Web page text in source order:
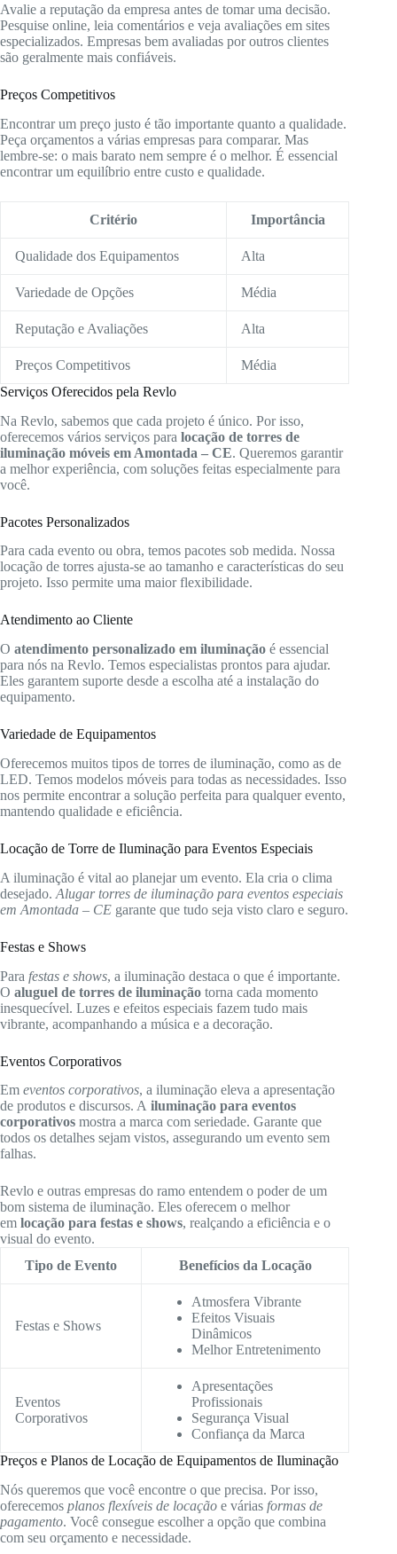
Avalie a reputação da empresa antes de tomar uma decisão.
Pesquise online, leia comentários e veja avaliações em sites
especializados. Empresas bem avaliadas por outros clientes
são geralmente mais confiáveis.
Preços Competitivos
Encontrar um preço justo é tão importante quanto a qualidade.
Peça orçamentos a várias empresas para comparar. Mas
lembre-se: o mais barato nem sempre é o melhor. É essencial
encontrar um equilíbrio entre custo e qualidade.
Critério Importância
Qualidade dos Equipamentos Alta
Variedade de Opções Média
Reputação e Avaliações Alta
Preços Competitivos
Média
Serviços Oferecidos pela Revlo
Na Revlo, sabemos que cada projeto é único. Por isso,
oferecemos vários serviços para locação de torres de
iluminação móveis em Amontada – CE. Queremos garantir
a melhor experiência, com soluções feitas especialmente para
você.
Pacotes Personalizados
Para cada evento ou obra, temos pacotes sob medida. Nossa
locação de torres ajusta-se ao tamanho e características do seu
projeto. Isso permite uma maior flexibilidade.
Atendimento ao Cliente
O atendimento personalizado em iluminação é essencial
para nós na Revlo. Temos especialistas prontos para ajudar.
Eles garantem suporte desde a escolha até a instalação do
equipamento.
Variedade de Equipamentos
Oferecemos muitos tipos de torres de iluminação, como as de
LED. Temos modelos móveis para todas as necessidades. Isso
nos permite encontrar a solução perfeita para qualquer evento,
mantendo qualidade e eficiência.
Locação de Torre de Iluminação para Eventos Especiais
A iluminação é vital ao planejar um evento. Ela cria o clima
desejado. Alugar torres de iluminação para eventos especiais
em Amontada – CE garante que tudo seja visto claro e seguro.
Festas e Shows
Para festas e shows, a iluminação destaca o que é importante.
O aluguel de torres de iluminação torna cada momento
inesquecível. Luzes e efeitos especiais fazem tudo mais
vibrante, acompanhando a música e a decoração.
Eventos Corporativos
Em eventos corporativos, a iluminação eleva a apresentação
de produtos e discursos. A iluminação para eventos
corporativos mostra a marca com seriedade. Garante que
todos os detalhes sejam vistos, assegurando um evento sem
falhas.
Revlo e outras empresas do ramo entendem o poder de um
bom sistema de iluminação. Eles oferecem o melhor
em locação para festas e shows, realçando a eficiência e o
visual do evento.
Tipo de Evento
Benefícios da Locação
Festas e Shows
Atmosfera Vibrante
Efeitos Visuais
Dinâmicos
Melhor Entretenimento
Eventos
Corporativos
Apresentações
Profissionais
Segurança Visual
Confiança da Marca
Preços e Planos de Locação de Equipamentos de Iluminação
Nós queremos que você encontre o que precisa. Por isso,
oferecemos planos flexíveis de locação e várias formas de
pagamento. Você consegue escolher a opção que combina
com seu orçamento e necessidade.